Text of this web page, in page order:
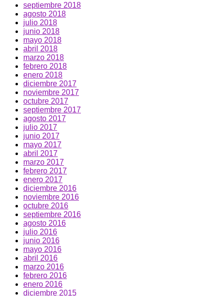
septiembre 2018
agosto 2018
julio 2018
junio 2018
mayo 2018
abril 2018
marzo 2018
febrero 2018
enero 2018
diciembre 2017
noviembre 2017
octubre 2017
septiembre 2017
agosto 2017
julio 2017
junio 2017
mayo 2017
abril 2017
marzo 2017
febrero 2017
enero 2017
diciembre 2016
noviembre 2016
octubre 2016
septiembre 2016
agosto 2016
julio 2016
junio 2016
mayo 2016
abril 2016
marzo 2016
febrero 2016
enero 2016
diciembre 2015